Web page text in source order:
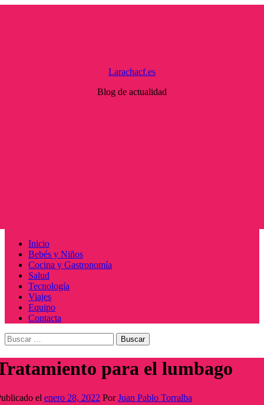
Larachacf.es
Blog de actualidad
Menú
principal
Inicio
Bebés y Niños
Cocina y Gastronomía
Salud
Tecnología
Viajes
Equipo
Contacta
Buscar:
para el lumbago
el enero 28, 2022 PorJuan Pablo Torralba